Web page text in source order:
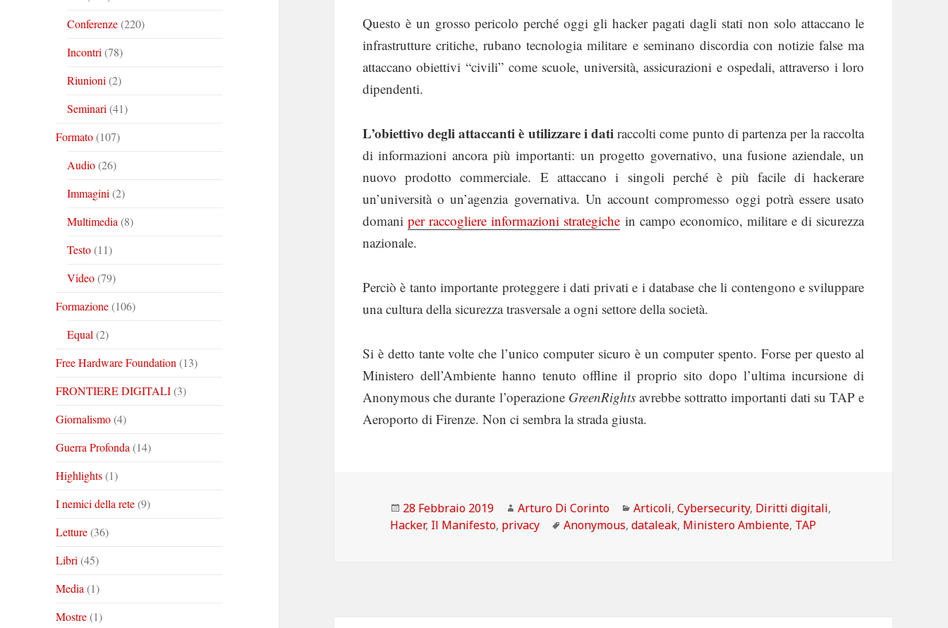
Conferenze(220)
Incontri (78)
Riunioni (2)
Seminari (41)
Formato(107)
Audio(26)
Immagini (2)
Multimedia (8)
Testo(11)
Video(79)
Formazione(106)
Equal (2)
Free Hardware Foundation (13)
FRONTIERE DIGITALI(3)
Giornalismo(4)
Guerra Profonda (14)
Highlights(1)
I nemici della rete(9)
Letture(36)
Libri (45)
Media (1)
Mostre(1)
Questo è un grosso pericolo perché oggi gli hacker pagati dagli stati non solo attaccano le
infrastrutture critiche, rubano tecnologia militare e seminano discordia con notizie false ma
attaccano obiettivi “civili” come scuole, università, assicurazioni e ospedali, attraverso i loro
dipendenti.
L’obiettivo degli attaccanti è utilizzare i datiraccolti come punto di partenza per la raccolta
di informazioni ancora più importanti: un progetto governativo, una fusione aziendale, un
nuovo prodotto commerciale. E attaccano i singoli perché è più facile di hackerare
un’università o un’agenzia governativa. Un account compromesso oggi potrà essere usato
domani per raccogliere informazioni strategiche in campo economico, militare e di sicurezza
nazionale.
Perciò è tanto importante proteggere i dati privati e i database che li contengono e sviluppare
una cultura della sicurezza trasversale a ogni settore della società.
Si è detto tante volte che l’unico computer sicuro è un computer spento. Forse per questo al
Ministero dell’Ambiente hanno tenuto offline il proprio sito dopo l’ultima incursione di
Anonymous che durante l’operazione GreenRightsavrebbe sottratto importanti dati su TAP e
Aeroporto di Firenze. Non ci sembra la strada giusta.
Scritto
il
28 Febbraio 2019 Autore
Arturo Di Corinto Categorie
Articoli,Cybersecurity, Diritti digitali,
Hacker, Il Manifesto, privacy Tag
Anonymous,dataleak, Ministero Ambiente, TAP